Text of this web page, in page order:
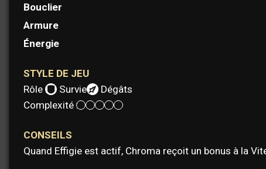
Bouclier
Armure
Énergie
STYLE DE JEU
Rôle :
Survie
Dégâts
Complexité :
CONSEILS
Quand Effigie est actif, Chroma reçoit un bonus à la